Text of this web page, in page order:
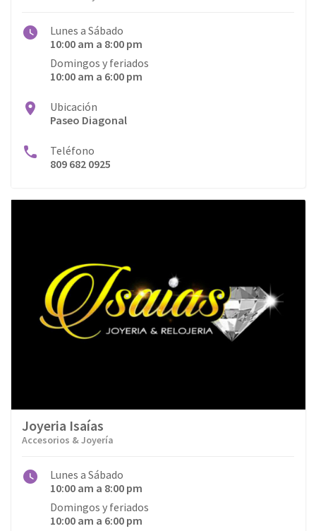
Lunes a Sábado
10:00 am a 8:00 pm
Domingos y feriados
10:00 am a 6:00 pm
Ubicación
Paseo Diagonal
Teléfono
809 682 0925
Joyeria Isaías
Accesorios & Joyería
Lunes a Sábado
10:00 am a 8:00 pm
Domingos y feriados
10:00 am a 6:00 pm